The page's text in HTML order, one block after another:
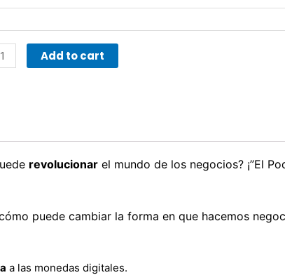
Add to cart
revolucionar el mundo de los negocios? ¡”El
puede cambiar la forma en que hacemos
a las monedas digitales.